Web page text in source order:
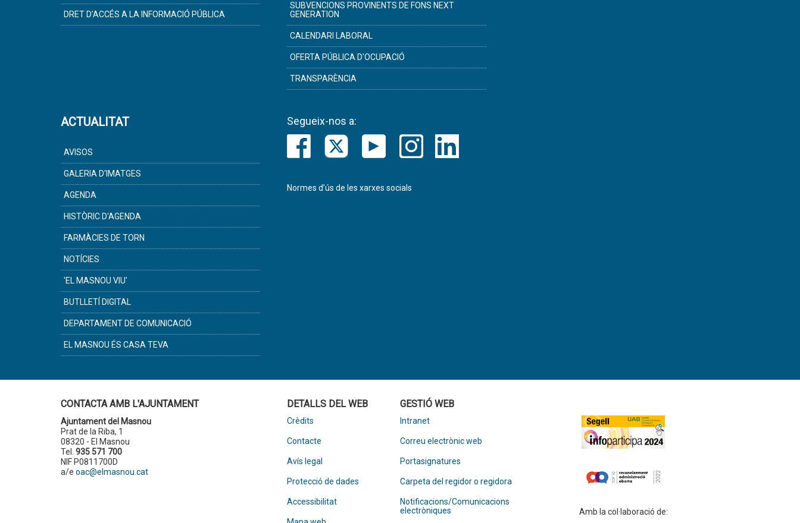
DRET D'ACCÉS A LA INFORMACIÓ PÚBLICA
SUBVENCIONS PROVINENTS DE FONS NEXT
GENERATION
CALENDARI LABORAL
OFERTA PÚBLICA D'OCUPACIÓ
TRANSPARÈNCIA
ACTUALITAT
AVISOS
GALERIA D'IMATGES
AGENDA
HISTÒRIC D'AGENDA
FARMÀCIES DE TORN
NOTÍCIES
'EL MASNOU VIU'
BUTLLETÍ DIGITAL
DEPARTAMENT DE COMUNICACIÓ
EL MASNOU ÉS CASA TEVA
Segueix-nos a:
Normes d’ús de les xarxes socials
CONTACTA AMB L'AJUNTAMENT
Ajuntament del Masnou
Prat de la Riba, 1
08320 - El Masnou
Tel. 935 571 700
NIF P0811700D
a/e oac@elmasnou.cat
DETALLS DEL WEB
Crèdits
Contacte
Avís legal
Protecció de dades
Accessibilitat
GESTIÓ WEB
Intranet
Correu electrònic web
Portasignatures
Carpeta del regidor o regidora
Notificacions/Comunicacions
electròniques
Amb la col·laboració de: